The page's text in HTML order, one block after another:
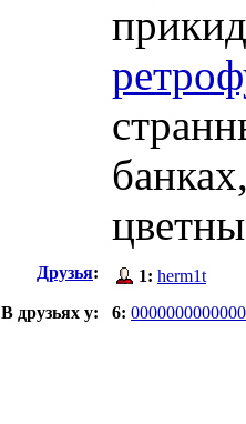
Друзья: 1: herm1t
В друзьях у:
6: